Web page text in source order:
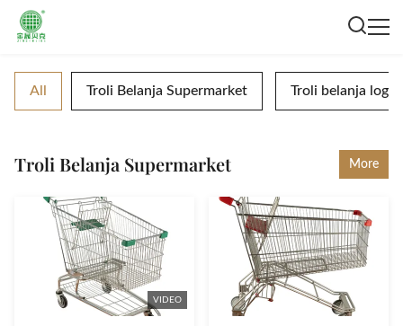
All Troli Belanja Supermarket Troli belanja
Troli Belanja Supermarket More
VIDEO